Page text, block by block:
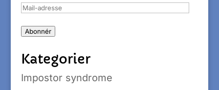
Mail-
Abonnér
Kategorier
Impostor syndrome